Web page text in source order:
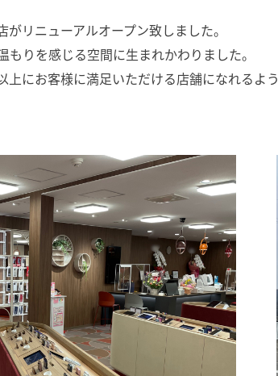
リニューアルオープン致しました。
りを感じる空間に生まれかわりました。
上にお客様に満足いただける店舗になれるよう